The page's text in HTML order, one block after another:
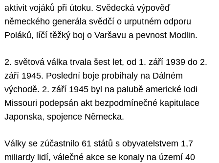
aktivit vojáků při útoku. Svědecká výpověď
německého generála svědčí o urputném odporu
Poláků, líčí těžký boj o Varšavu a pevnost Modlin.
2. světová válka trvala šest let, od 1. září 1939 do 2.
září 1945. Poslední boje probíhaly na Dálném
východě. 2. září 1945 byl na palubě americké lodi
Missouri podepsán akt bezpodmínečné kapitulace
Japonska, spojence Německa.
Války se zúčastnilo 61 států s obyvatelstvem 1,7
miliardy lidí, válečné akce se konaly na území 40